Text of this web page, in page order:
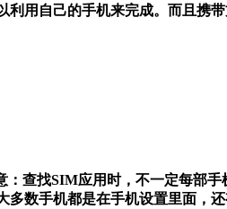
用自己的手机来完成。而且携带
：查找SIM应用时，不一定每部
多数手机都是在手机设置里面，